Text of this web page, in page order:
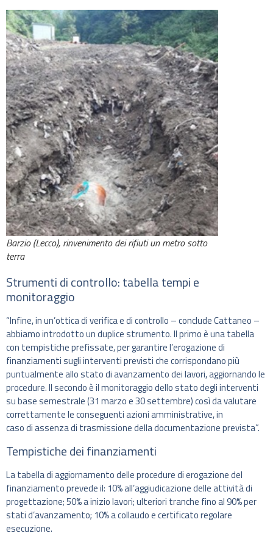
Barzio (Lecco), rinvenimento dei rifiuti un metro sotto
terra
Strumenti di controllo: tabella tempi e
monitoraggio
“Infine, in un’ottica di verifica e di controllo – conclude Cattaneo –
abbiamo introdotto un duplice strumento. Il primo è una tabella
con tempistiche prefissate, per garantire l’erogazione di
finanziamenti sugli interventi previsti che corrispondano più
puntualmente allo stato di avanzamento dei lavori, aggiornando le
procedure. Il secondo è il monitoraggio dello stato degli interventi
su base semestrale (31 marzo e 30 settembre) così da valutare
correttamente le conseguenti azioni amministrative, in
caso di assenza di trasmissione della documentazione prevista”.
Tempistiche dei finanziamenti
La tabella di aggiornamento delle procedure di erogazione del
finanziamento prevede il: 10% all’aggiudicazione delle attività di
progettazione; 50% a inizio lavori; ulteriori tranche fino al 90% per
stati d’avanzamento; 10% a collaudo e certificato regolare
esecuzione.